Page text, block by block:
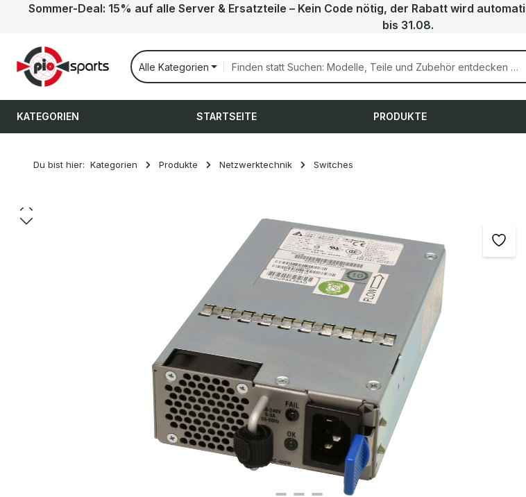
Hauptinhalt springen
Zur Suche springen
Zur Hauptnavigation springen
Sommer-Deal: 15% auf alle Server & Ersatzteile – Kein Code nötig, der Rabatt wird
bis 31.08.
Alle Kategorien
KATEGORIEN STARTSEITE PRODUKTE
Du bist hier: Kategorien Produkte Netzwerktechnik Switches
Bildergalerie überspringen